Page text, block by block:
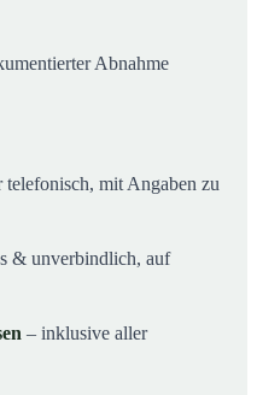
Abnahme
telefonisch, mit Angaben zu
& unverbindlich, auf
– inklusive aller